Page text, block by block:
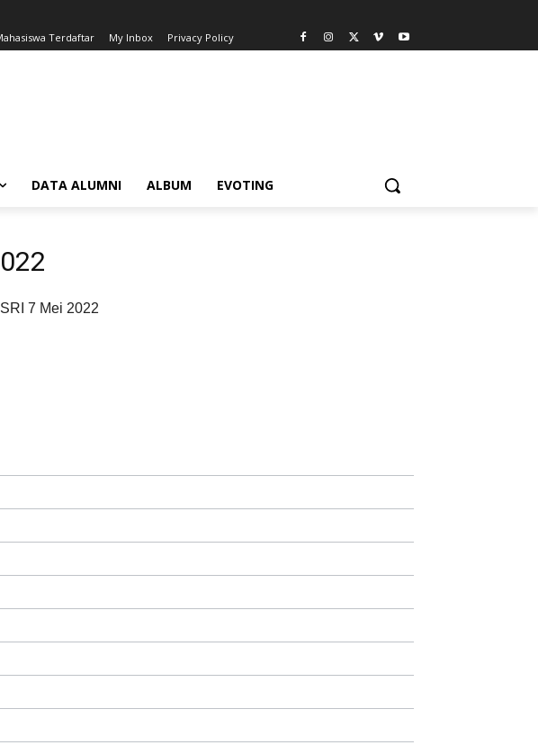
Terdaftar My Inbox Privacy Policy
DATA ALUMNI ALBUM EVOTING
7 Mei 2022